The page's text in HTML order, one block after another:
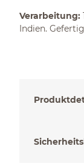
Verarbeitung:
Indien.